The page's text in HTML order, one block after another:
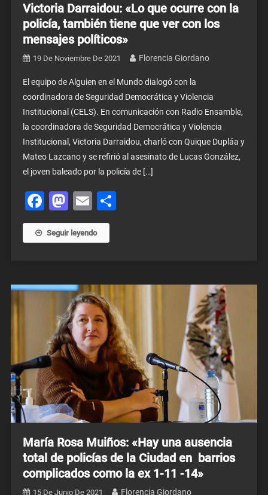
Victoria Darraidou: «Lo que ocurre con la
policía, también tiene que ver con los
mensajes políticos»
19 De Noviembre De 2021 Florencia Giordano
El equipo de Alguien en el Mundo dialogó con la
coordinadora de Seguridad Democrática y Violencia
Institucional (CELS). En comunicación con Radio Ensamble,
la coordinadora de Seguridad Democrática y Violencia
Institucional, Victoria Darraidou, charló con Quique Dupláa y
Mateo Lazcano y se refirió al asesinato de Lucas González,
el joven baleado por la policía de […]
Facebook
Mastodon
EmailShare
Seguir leyendo
María Rosa Muiños: «Hay una ausencia
total de policías de la Ciudad en barrios
complicados como la ex 1-11 -14»
15 De Junio De 2021 Florencia Giordano